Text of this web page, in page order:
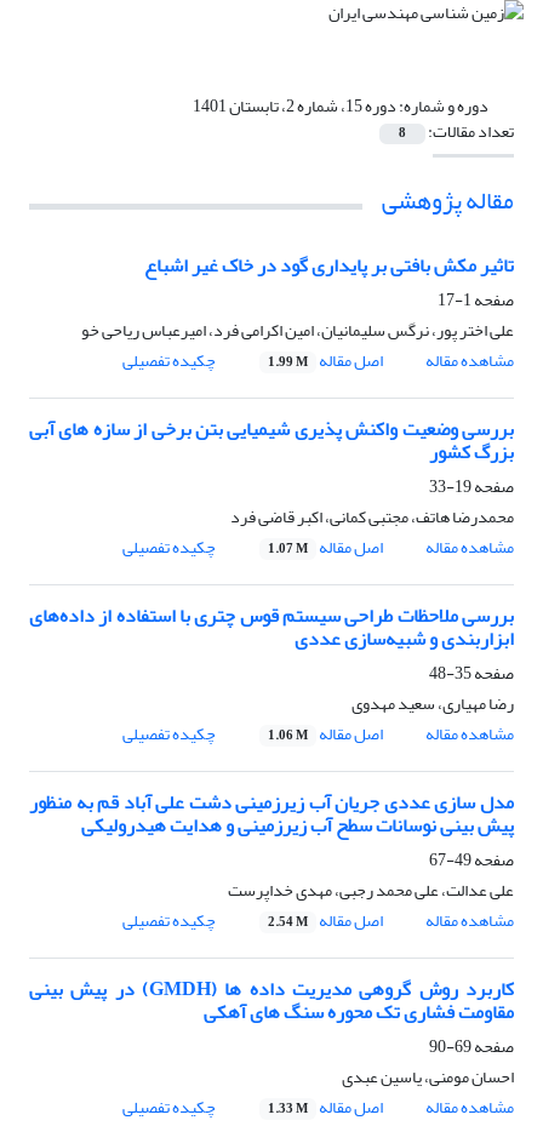
دوره و شماره:دوره 15، شماره 2، تابستان 1401
تعداد مقالات: 8
مقاله پژوهشی
تاثیر مکش بافتی بر پایداری گود در خاک غیر اشباع
صفحه1-17
علی اختر پور، نرگس سلیمانیان، امین اکرامی فرد، امیرعباس ریاحی خو
مشاهده مقاله
اصل مقاله 1.99 M چکیده تفصیلی
بررسی وضعیت واکنش پذیری شیمیایی بتن برخی از سازه های آبی
بزرگ کشور
صفحه19-33
محمدرضا هاتف، مجتبی کمانی، اکبر قاضی فرد
مشاهده مقاله
اصل مقاله 1.07 M چکیده تفصیلی
بررسی ملاحظات طراحی سیستم قوس چتری با استفاده از داده‌های
ابزاربندی و شبیه‌سازی عددی
صفحه35-48
رضا مهیاری، سعید مهدوی
مشاهده مقاله
اصل مقاله 1.06 M چکیده تفصیلی
مدل سازی عددی جریان آب زیرزمینی دشت علی آباد قم به منظور
پیش بینی نوسانات سطح آب زیرزمینی و هدایت هیدرولیکی
صفحه49-67
علی عدالت، علی محمد رجبی، مهدی خداپرست
مشاهده مقاله
اصل مقاله 2.54 M چکیده تفصیلی
کاربرد روش گروهی مدیریت داده ها (GMDH) در پیش بینی
مقاومت فشاری تک محوره سنگ های آهکی
صفحه69-90
احسان مومنی، یاسین عبدی
مشاهده مقاله
اصل مقاله 1.33 M چکیده تفصیلی